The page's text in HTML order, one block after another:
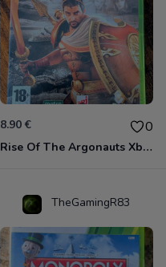
8.90 € 0
Rise Of The Argonauts Xbox 360
TheGamingR83